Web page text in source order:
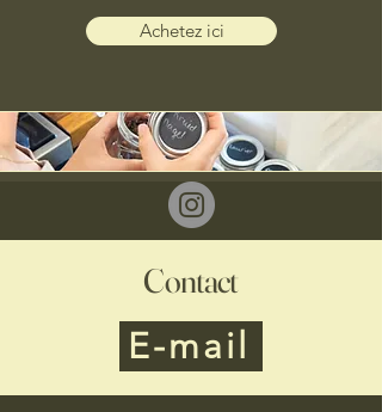
Achetez ici
Contact
E-mail